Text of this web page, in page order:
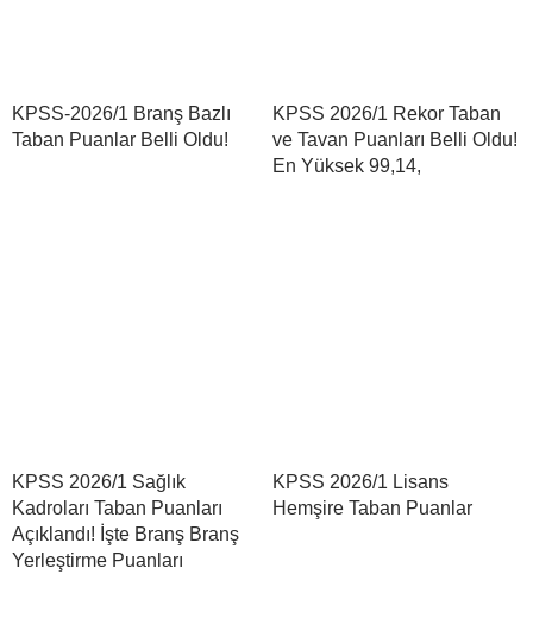
KPSS-2026/1 Branş Bazlı
Taban Puanlar Belli Oldu!
KPSS 2026/1 Rekor Taban
ve Tavan Puanları Belli Oldu!
En Yüksek 99,14,
KPSS 2026/1 Sağlık
Kadroları Taban Puanları
Açıklandı! İşte Branş Branş
Yerleştirme Puanları
KPSS 2026/1 Lisans
Hemşire Taban Puanlar